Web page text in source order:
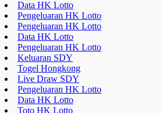
Data HK Lotto
Pengeluaran HK Lotto
Pengeluaran HK Lotto
Data HK Lotto
Pengeluaran HK Lotto
Keluaran SDY
Togel Hongkong
Live Draw SDY
Pengeluaran HK Lotto
Data HK Lotto
Toto HK Lotto